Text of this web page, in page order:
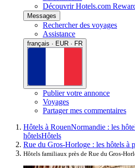
Découvrir Hotels.com
Messages
Rechercher des voyages
Assistance
français · EUR · FR
Publier votre annonce
Voyages
Partager mes commentaires
Hôtels à RouenNormandie : les
hôtelsHôtels
Rue du Gros-Horloge : les hôtels à
Hôtels familiaux près de Rue du Gros-